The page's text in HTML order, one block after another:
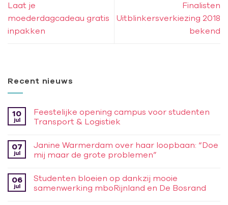
Laat je
moederdagcadeau gratis
inpakken
Finalisten
Uitblinkersverkiezing 2018
bekend
Recent nieuws
10
jul
Feestelijke opening campus voor studenten
Transport & Logistiek
07
jul
Janine Warmerdam over haar loopbaan: “Doe
mij maar de grote problemen”
06
jul
Studenten bloeien op dankzij mooie
samenwerking mboRijnland en De Bosrand